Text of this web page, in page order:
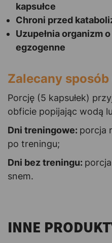
kapsułce
Chroni przed
Uzupełnia organizm
egzogenne
Zalecany
Porcję (5 kapsułek)
obficie popijając wodą
Dni treningowe: porcja
po treningu;
Dni bez treningu:
snem.
INNE